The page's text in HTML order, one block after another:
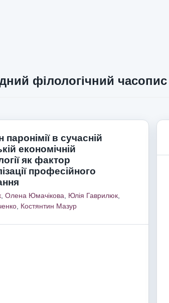
філологічний часопис
в сучасній
економічній
як фактор
професійного
Олена Юмачікова Юлія Гаврилюк
Костянтин Мазур